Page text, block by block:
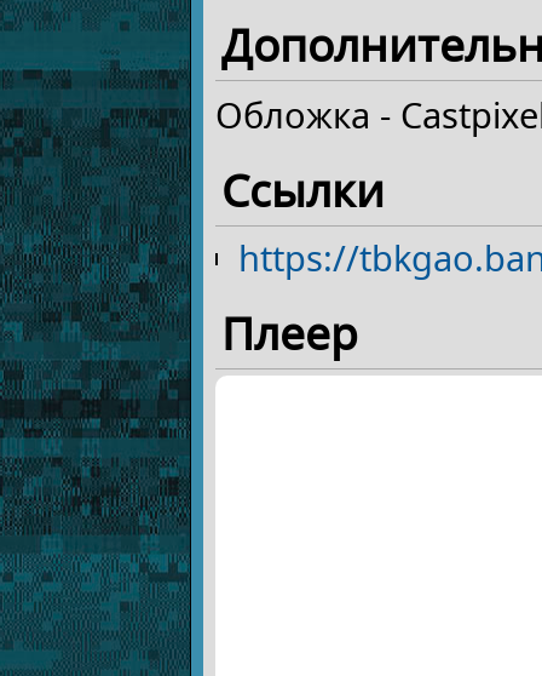
Обложка -
Ссылки
https://
Плеер